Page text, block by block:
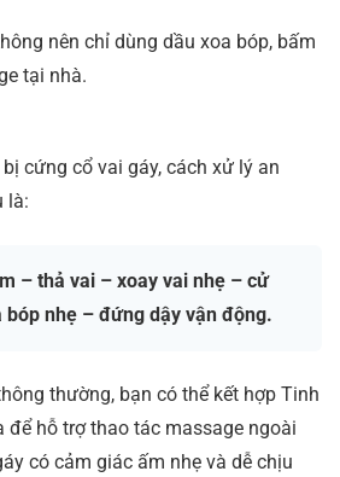
nên chỉ dùng dầu xoa bóp, bấm
tại nhà.
cứng cổ vai gáy, cách xử lý an
là:
– thả vai – xoay vai nhẹ – cử
bóp nhẹ – đứng dậy vận động.
thường, bạn có thể kết hợp Tinh
để hỗ trợ thao tác massage ngoài
có cảm giác ấm nhẹ và dễ chịu